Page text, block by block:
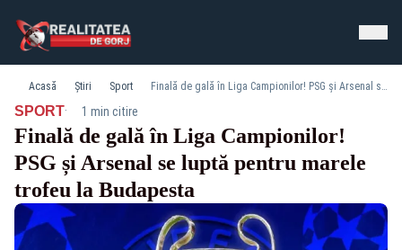
Acasă Știri Sport Finală de gală în Liga Campionilor! PSG și Arsenal se luptă pentru marele trofeu la Budapesta
SPORT· 1 min citire
Finală de gală în Liga Campionilor!
PSG și Arsenal se luptă pentru marele
trofeu la Budapesta